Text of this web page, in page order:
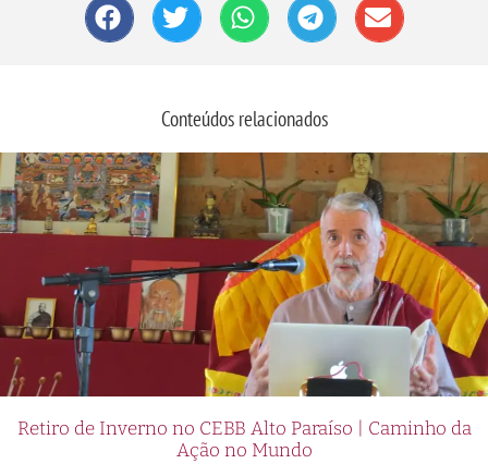
Conteúdos relacionados
Retiro de Inverno no CEBB Alto Paraíso | Caminho da
Ação no Mundo